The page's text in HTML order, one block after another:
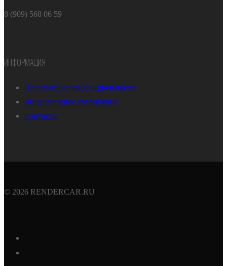
8 (909) 568 06 59
ИНФОРМАЦИЯ
Политика конфиденциальности
Лицензионное соглашение
Контакты
© 2026 RENDERCAR.RU